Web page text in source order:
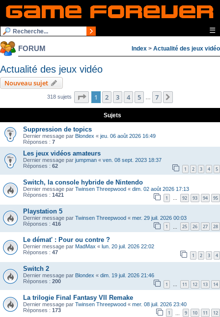
☰
FORUM Index > Actualité des jeux vidéo
Actualité des jeux vidéo
Nouveau sujet
318 sujets Page 1sur7
1 2 3 4 5 … 7
Sujets
Suppression de topics
Dernier message par Blondex « jeu. 06 août 2026 16:49
Réponses : 7
Les jeux vidéos amateurs
Dernier message par jumpman « ven. 08 sept. 2023 18:37
Réponses : 62 1 2 3 4 5
Switch, la console hybride de Nintendo
Dernier message par Twinsen Threepwood « dim. 02 août 2026 17:13
Réponses : 1421 1 … 92 93 94 95
Playstation 5
Dernier message par Twinsen Threepwood « mer. 29 juil. 2026 00:03
Réponses : 416 1 25 26 27 28
Le démat' : Pour ou contre ?
Dernier message par MadMax « lun. 20 juil. 2026 22:02
Réponses : 47 1 2 3 4
Switch 2
Dernier message par Blondex « dim. 19 juil. 2026 21:46
Réponses : 200 1 … 11 12 13 14
La trilogie Final Fantasy VII Remake
Dernier message par Twinsen Threepwood « mer. 08 juil. 2026 23:40
Réponses : 173 1 9 10 11 12